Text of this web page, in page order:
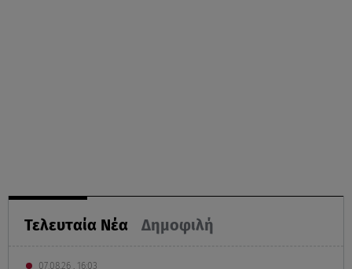
Τελευταία Νέα Δημοφιλή
07.08.26 , 16:03